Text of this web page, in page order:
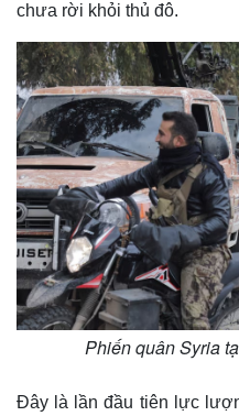
chưa rời khỏi thủ đô.
Phiến quân Syria
Đây là lần đầu tiên lực